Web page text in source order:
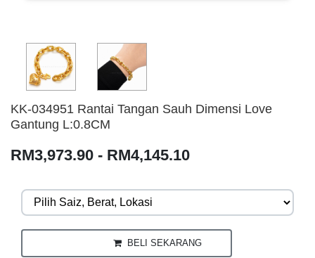
KK-034951 Rantai Tangan Sauh Dimensi Love
Gantung L:0.8CM
RM3,973.90 - RM4,145.10
BELI SEKARANG